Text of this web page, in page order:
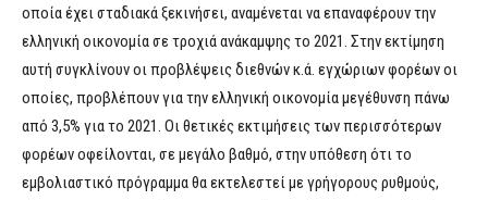
οποία έχει σταδιακά ξεκινήσει, αναμένεται να επαναφέρουν την
ελληνική οικονομία σε τροχιά ανάκαμψης το 2021. Στην εκτίμηση
αυτή συγκλίνουν οι προβλέψεις διεθνών κ.ά. εγχώριων φορέων οι
οποίες, προβλέπουν για την ελληνική οικονομία μεγέθυνση πάνω
από 3,5% για το 2021. Οι θετικές εκτιμήσεις των περισσότερων
φορέων οφείλονται, σε μεγάλο βαθμό, στην υπόθεση ότι το
εμβολιαστικό πρόγραμμα θα εκτελεστεί με γρήγορους ρυθμούς,